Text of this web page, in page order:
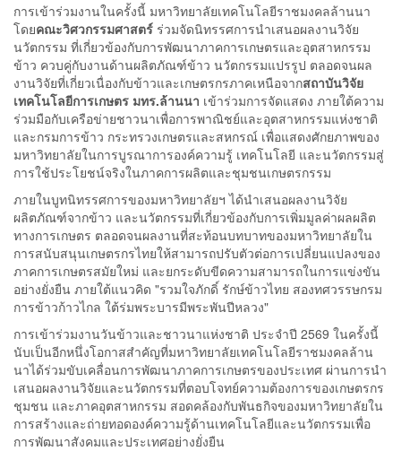
การเข้าร่วมงานในครั้งนี้ มหาวิทยาลัยเทคโนโลยีราชมงคลล้านนา
โดยคณะวิศวกรรมศาสตร์ ร่วมจัดนิทรรศการนำเสนอผลงานวิจัย
นวัตกรรม ที่เกี่ยวข้องกับการพัฒนาภาคการเกษตรและอุตสาหกรรม
ข้าว ควบคู่กับงานด้านผลิตภัณฑ์ข้าว นวัตกรรมแปรรูป ตลอดจนผล
งานวิจัยที่เกี่ยวเนื่องกับข้าวและเกษตรกรภาคเหนือจากสถาบันวิจัย
เทคโนโลยีการเกษตร มทร.ล้านนา เข้าร่วมการจัดแสดง ภายใต้ความ
ร่วมมือกับเครือข่ายชาวนาเพื่อการพาณิชย์และอุตสาหกรรมแห่งชาติ
และกรมการข้าว กระทรวงเกษตรและสหกรณ์ เพื่อแสดงศักยภาพของ
มหาวิทยาลัยในการบูรณาการองค์ความรู้ เทคโนโลยี และนวัตกรรมสู่
การใช้ประโยชน์จริงในภาคการผลิตและชุมชนเกษตรกรรม
ภายในบูทนิทรรศการของมหาวิทยาลัยฯ ได้นำเสนอผลงานวิจัย
ผลิตภัณฑ์จากข้าว และนวัตกรรมที่เกี่ยวข้องกับการเพิ่มมูลค่าผลผลิต
ทางการเกษตร ตลอดจนผลงานที่สะท้อนบทบาทของมหาวิทยาลัยใน
การสนับสนุนเกษตรกรไทยให้สามารถปรับตัวต่อการเปลี่ยนแปลงของ
ภาคการเกษตรสมัยใหม่ และยกระดับขีดความสามารถในการแข่งขัน
อย่างยั่งยืน ภายใต้แนวคิด "รวมใจภักดิ์ รักษ์ข้าวไทย สองทศวรรษกรม
การข้าวก้าวไกล ใต้ร่มพระบารมีพระพันปีหลวง"
การเข้าร่วมงานวันข้าวและชาวนาแห่งชาติ ประจำปี 2569 ในครั้งนี้
นับเป็นอีกหนึ่งโอกาสสำคัญที่มหาวิทยาลัยเทคโนโลยีราชมงคลล้าน
นาได้ร่วมขับเคลื่อนการพัฒนาภาคการเกษตรของประเทศ ผ่านการนำ
เสนอผลงานวิจัยและนวัตกรรมที่ตอบโจทย์ความต้องการของเกษตรกร
ชุมชน และภาคอุตสาหกรรม สอดคล้องกับพันธกิจของมหาวิทยาลัยใน
การสร้างและถ่ายทอดองค์ความรู้ด้านเทคโนโลยีและนวัตกรรมเพื่อ
การพัฒนาสังคมและประเทศอย่างยั่งยืน